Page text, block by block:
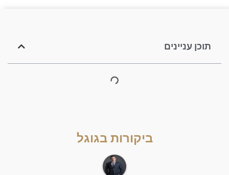
תוכן עניינים
ביקורות בגוגל